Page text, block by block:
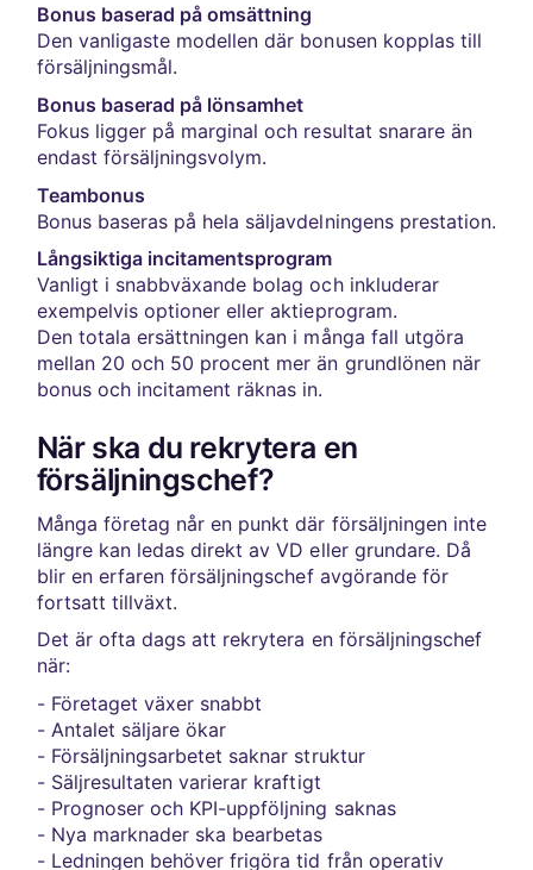
Bonus baserad på omsättning
Den vanligaste modellen där bonusen kopplas till
försäljningsmål.
Bonus baserad på lönsamhet
Fokus ligger på marginal och resultat snarare än
endast försäljningsvolym.
Teambonus
Bonus baseras på hela säljavdelningens prestation.
Långsiktiga incitamentsprogram
Vanligt i snabbväxande bolag och inkluderar
exempelvis optioner eller aktieprogram.
Den totala ersättningen kan i många fall utgöra
mellan 20 och 50 procent mer än grundlönen när
bonus och incitament räknas in.
När ska du rekrytera en
försäljningschef?
Många företag når en punkt där försäljningen inte
längre kan ledas direkt av VD eller grundare. Då
blir en erfaren försäljningschef avgörande för
fortsatt tillväxt.
Det är ofta dags att rekrytera en försäljningschef
när:
- Företaget växer snabbt
- Antalet säljare ökar
- Försäljningsarbetet saknar struktur
- Säljresultaten varierar kraftigt
- Prognoser och KPI-uppföljning saknas
- Nya marknader ska bearbetas
- Ledningen behöver frigöra tid från operativ